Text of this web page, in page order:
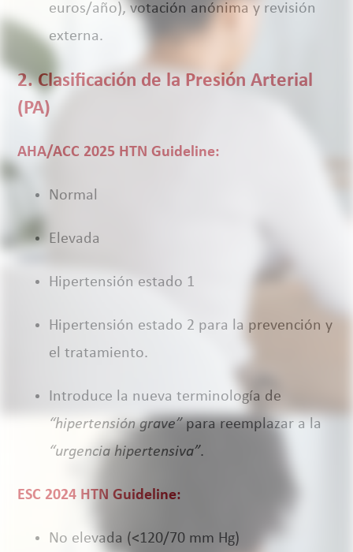
euros/año), votación anónima y revisión
externa.
2. Clasificación de la Presión Arterial
(PA)
AHA/ACC 2025 HTN Guideline:
Normal
Elevada
Hipertensión estado 1
Hipertensión estado 2 para la prevención y
el tratamiento.
Introduce la nueva terminología de
“hipertensión grave”para reemplazar a la
“urgencia hipertensiva”.
ESC 2024 HTN Guideline:
No elevada (<120/70 mm Hg)